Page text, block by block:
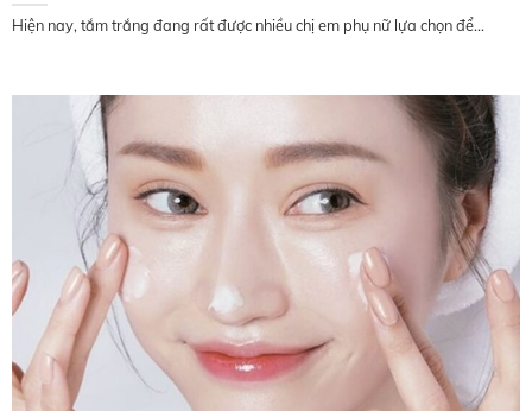
Hiện nay, tắm trắng đang rất được nhiều chị em phụ nữ lựa chọn để...